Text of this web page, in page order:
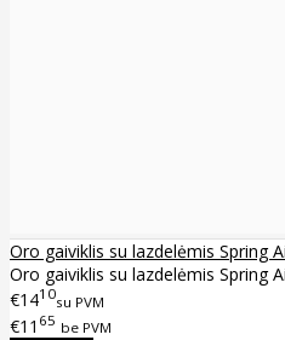
Oro gaiviklis su lazdelėmis Spring
Oro gaiviklis su lazdelėmis Spring
€1410su PVM
€11 65 be PVM